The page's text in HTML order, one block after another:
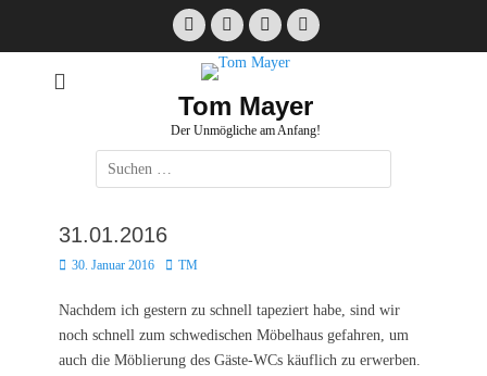
Facebook
E-
Mail
InstagramWebsite
Tom Mayer
Der Unmögliche am Anfang!
Suche
nach:
31.01.2016
Posted
30. Januar 2016 Autor
TM
Nachdem ich gestern zu schnell tapeziert habe, sind wir
noch schnell zum schwedischen Möbelhaus gefahren, um
auch die Möblierung des Gäste-WCs käuflich zu erwerben.